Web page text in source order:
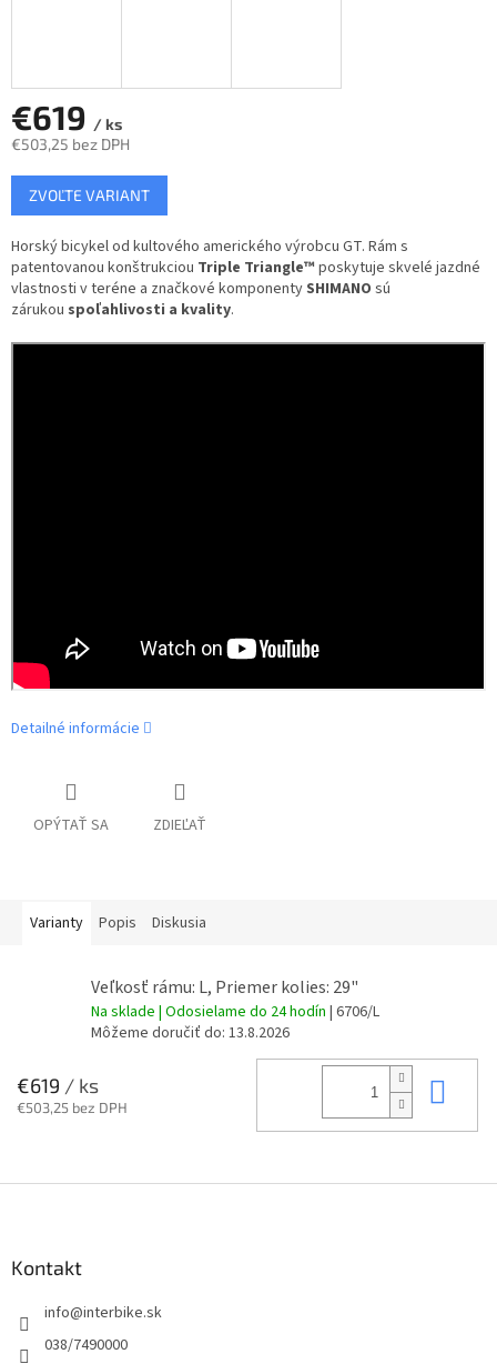
€619 / ks
€503,25 bez DPH
Jednotková
cena:
ZVOĽTE VARIANT
Horský bicykel od kultového amerického výrobcu GT. Rám s
patentovanou konštrukciou Triple Triangle™ poskytuje skvelé jazdné
vlastnosti v teréne a značkové komponentySHIMANO sú
zárukou spoľahlivosti a kvality.
Detailné informácie
OPÝTAŤ SA ZDIEĽAŤ
Varianty Popis Diskusia
Veľkosť rámu: L, Priemer kolies: 29"
Na sklade | Odosielame do 24 hodín | 6706/L
Môžeme doručiť do: 13.8.2026
€619 / ks
€503,25 bez DPH
Kontakt
info@interbike.sk
038/7490000